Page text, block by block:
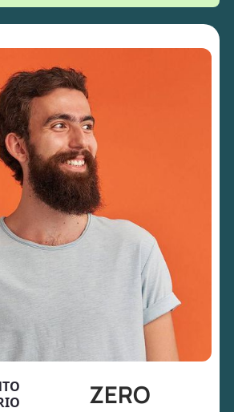
ZERO